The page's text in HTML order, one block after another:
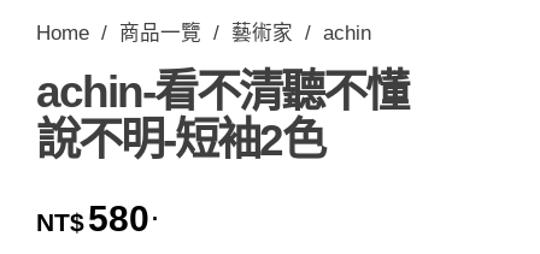
Home / 商品一覽 / 藝術家 / achin
achin-看不清聽不懂
說不明-短袖2色
NT$580 .